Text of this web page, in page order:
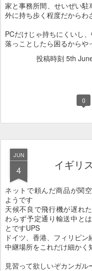
家と事務所間、せいぜい
外に持ち歩く程度だから
PCだけじゃ持ちにくいし
落っことしたら困るから
投稿時刻 5th
0
JUN
4 イギリ
ネットで頼んだ商品が関
ようです
天候不良で飛行機が遅れ
わらず予定通り輸送中と
とですUPS
ドイツ、香港、フィリピ
中継場所をこれだけ細か
見習って欲しいぞカンガル